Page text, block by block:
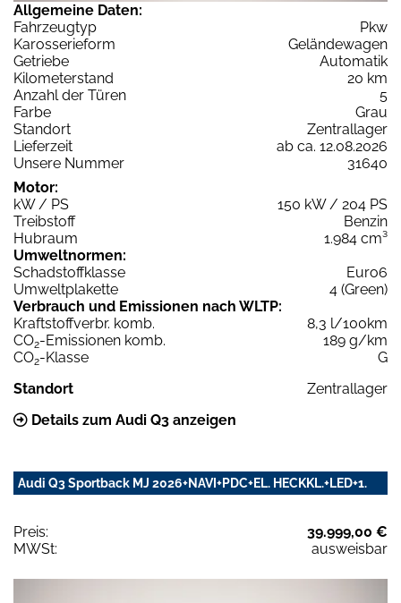
Allgemeine Daten:
Fahrzeugtyp
Pkw
Karosserieform
Geländewagen
Getriebe
Automatik
Kilometerstand
20 km
Anzahl der Türen
5
Farbe
Grau
Standort
Zentrallager
Lieferzeit
ab ca. 12.08.2026
Unsere Nummer
31640
Motor:
kW / PS
150 kW / 204 PS
Treibstoff
Benzin
Hubraum
1.984 cm³
Umweltnormen:
Schadstoffklasse
Euro6
Umweltplakette
4 (Green)
Verbrauch und Emissionen nach WLTP:
Kraftstoffverbr. komb.
8,3 l/100km
CO2-Emissionen komb.
189 g/km
CO2-Klasse
G
Standort
Zentrallager
Details zum Audi Q3 anzeigen
Audi Q3 Sportback MJ 2026+NAVI+PDC+EL. HECKKL.+LED+1.
Preis:
39.999,00 €
MWSt:
ausweisbar